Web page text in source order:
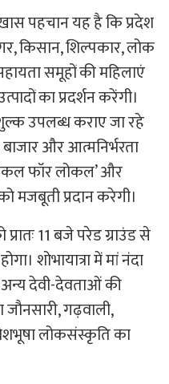
पहचान यह है कि प्रदेश
किसान, शिल्पकार, लोक
समूहों की महिलाएं
का प्रदर्शन करेंगी।
उपलब्ध कराए जा रहे
और आत्मनिर्भरता
फॉर लोकल’ और
मजबूती प्रदान करेगी।
11 बजे परेड ग्राउंड से
शोभायात्रा में मां नंदा
देवी-देवताओं की
गढ़वाली,
लोकसंस्कृति का